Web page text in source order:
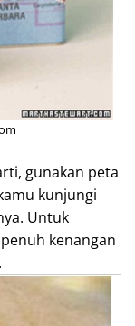
gunakan peta
kunjungi
Untuk
kenangan